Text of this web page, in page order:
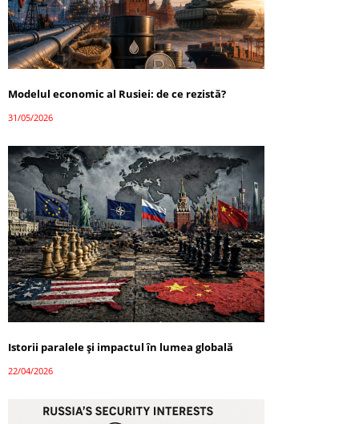
Modelul economic al Rusiei: de ce rezistă?
31/05/2026
Istorii paralele și impactul în lumea globală
22/04/2026